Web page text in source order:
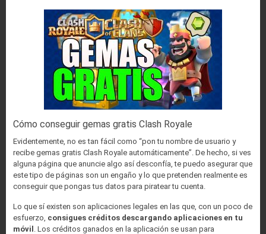
Cómo conseguir gemas gratis Clash Royale
Evidentemente, no es tan fácil como “pon tu nombre de usuario y
recibe gemas gratis Clash Royale automáticamente”. De hecho, si ves
alguna página que anuncie algo así desconfía, te puedo asegurar que
este tipo de páginas son un engaño y lo que pretenden realmente es
conseguir que pongas tus datos para piratear tu cuenta.
Lo que sí existen son aplicaciones legales en las que, con un poco de
esfuerzo, consigues créditos descargando aplicaciones en tu
móvil . Los créditos ganados en la aplicación se usan para